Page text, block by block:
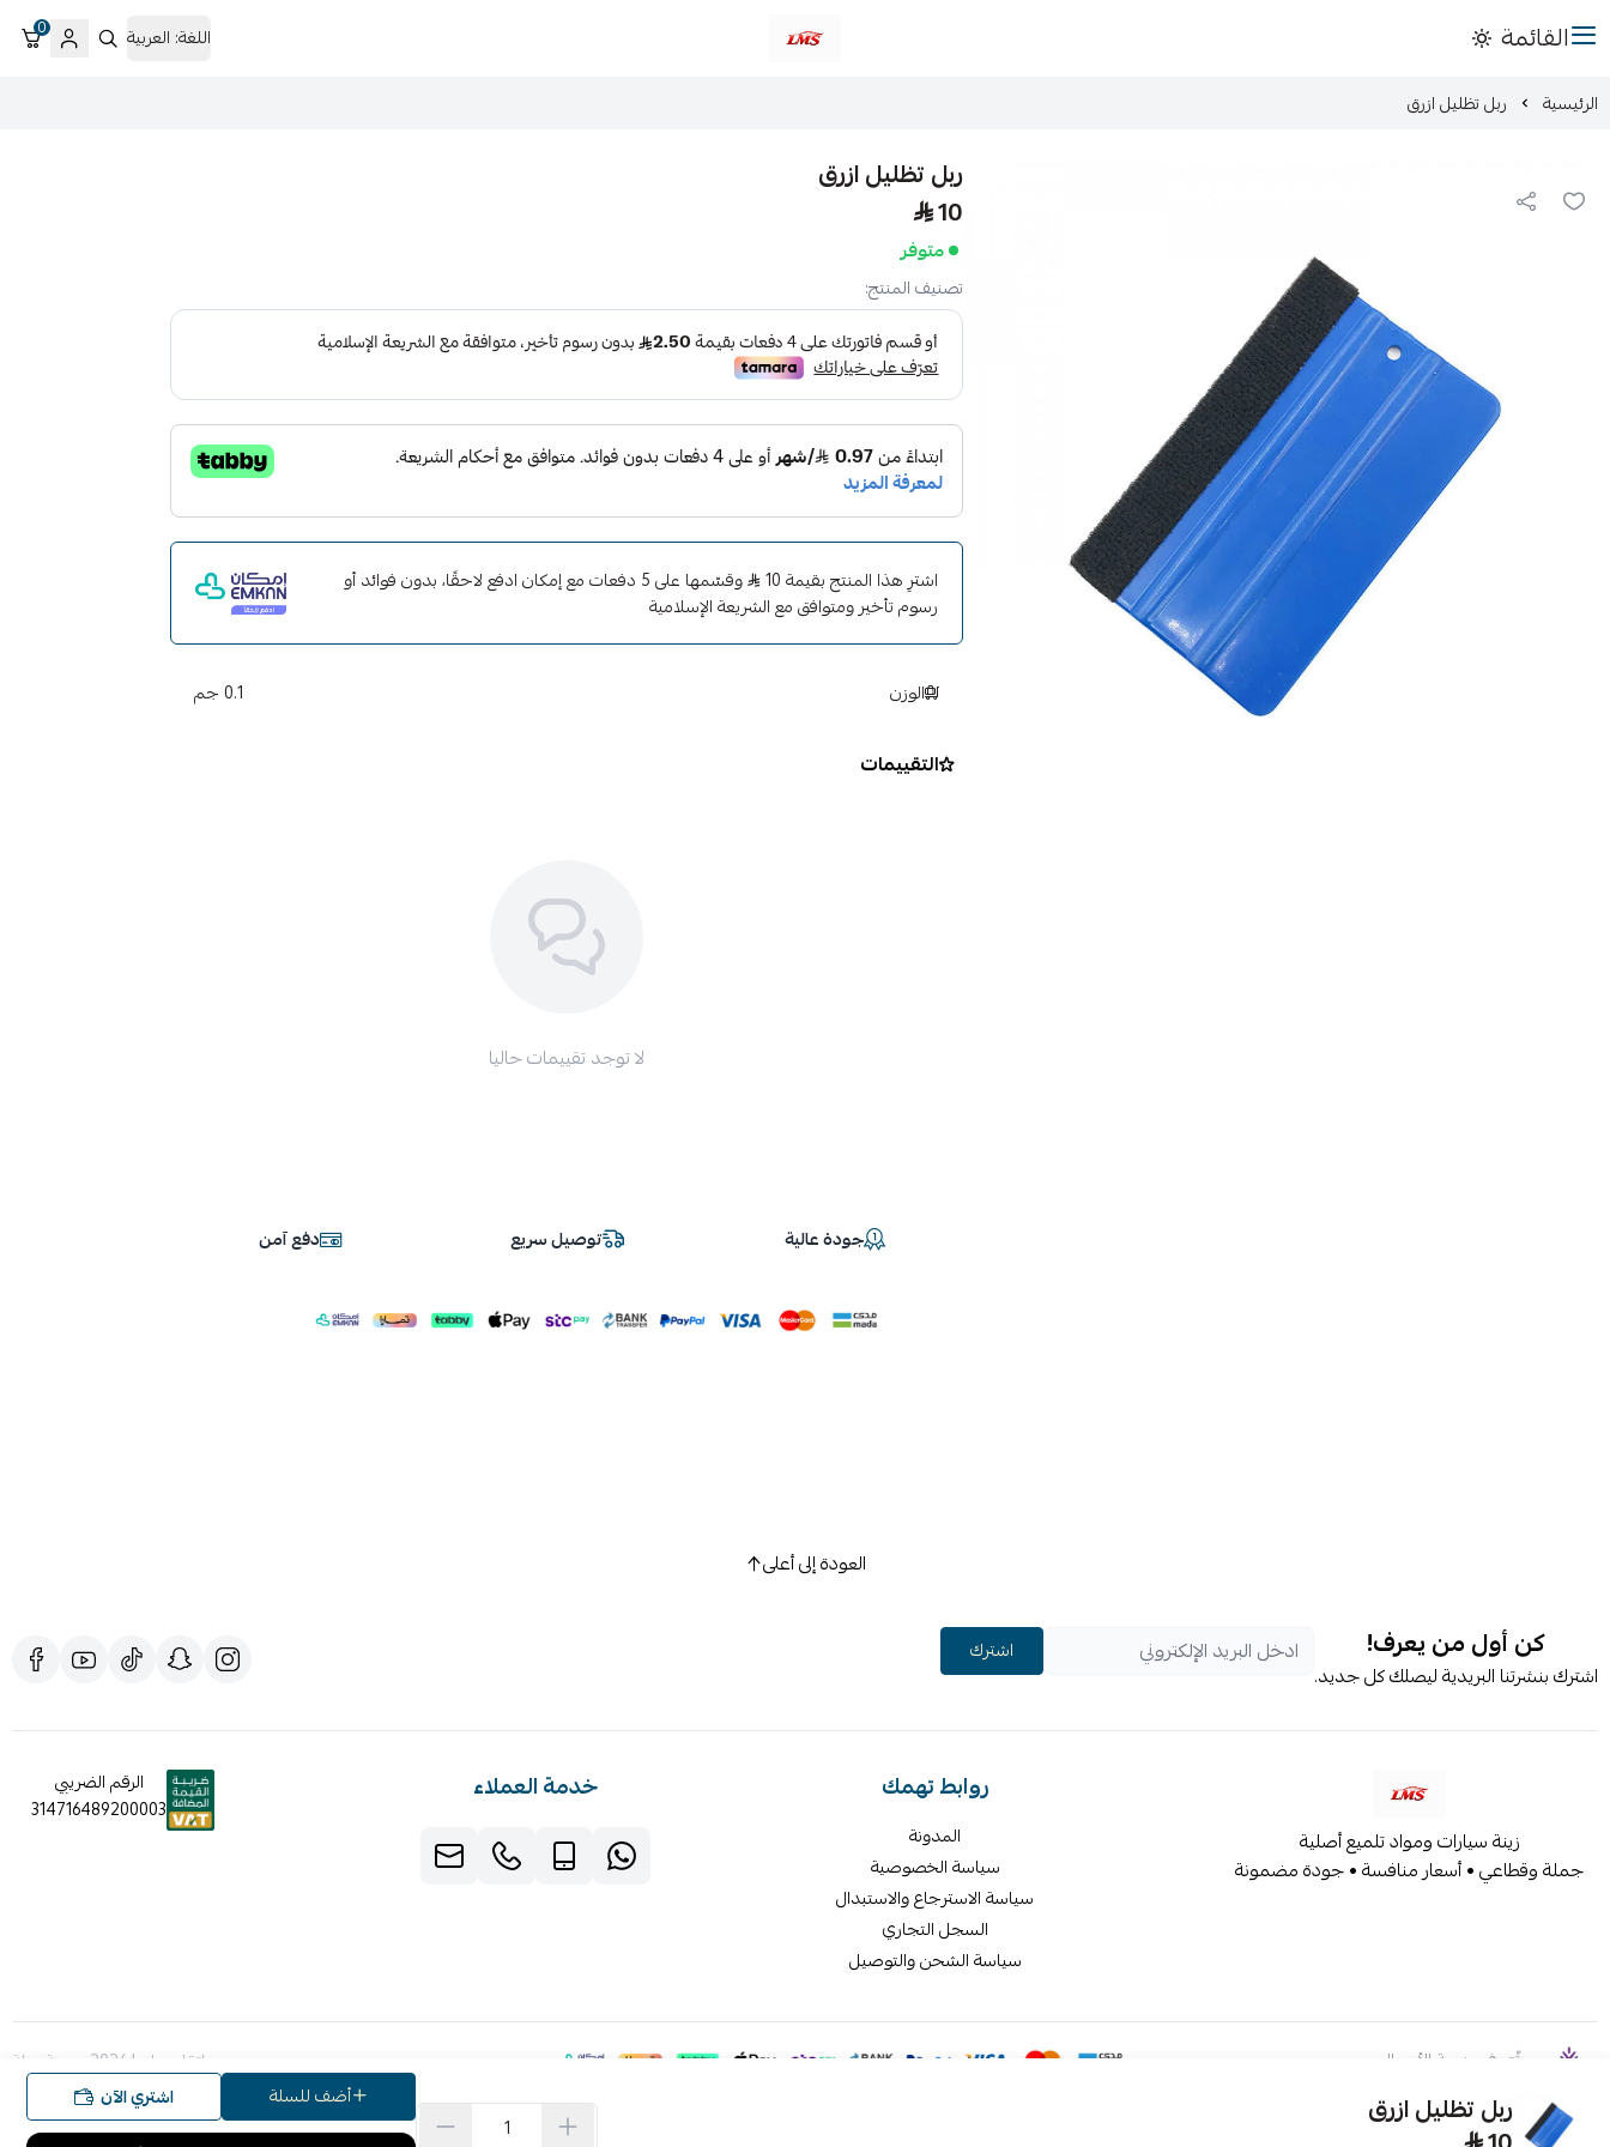
القائمة متجر لمسات الشرقية لزينة سيارات LMS اللغة: العربية 0
الرئيسية ربل تظليل ازرق
ربل تظليل ازرق
10
متوفر
تصنيف المنتج:
اشترِ هذا المنتج بقيمة 10
وقسّمها على 5 دفعات مع إمكان ادفع لاحقًا، بدون فوائد أو
رسوم تأخير ومتوافق مع الشريعة الإسلامية
الوزن 0.1 جم
ربل تظليل ازرق أضف للسلة اشتري الآن
التقييمات
لا توجد تقييمات حاليا
جودة عالية توصيل سريع دفع آمن
العودة إلى أعلى
كن أول من يعرف!
اشترك بنشرتنا البريدية ليصلك كل جديد.
اشترك
زينة سيارات ومواد تلميع أصلية
جملة وقطاعي • أسعار منافسة • جودة مضمونة
روابط تهمك
المدونة
سياسة الخصوصية
سياسة الاسترجاع والاستبدال
السجل التجاري
سياسة الشحن والتوصيل
خدمة العملاء
الرقم الضريبي
314716489200003
موثّق في منصة الأعمال صنع بإتقان على | 2026 منصة سلة